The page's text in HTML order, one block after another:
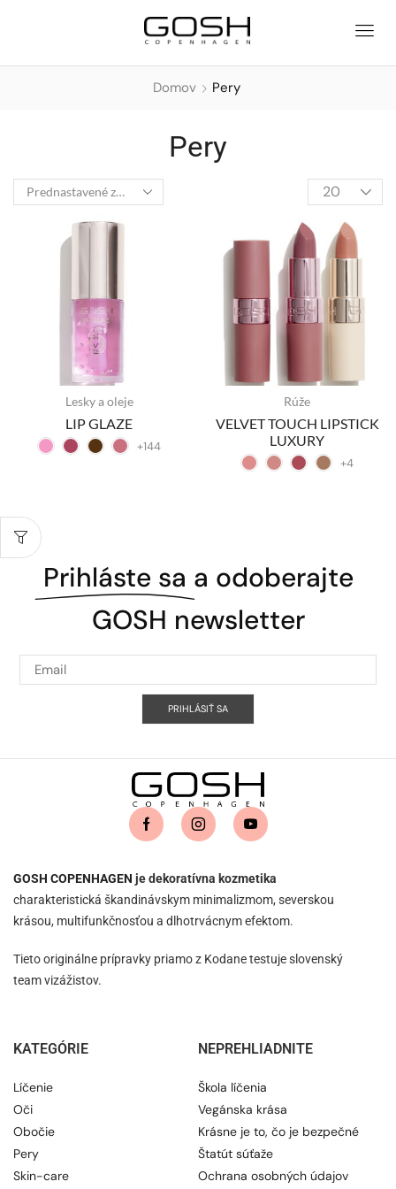
Domov Pery
Pery
Lesky a oleje
LIP GLAZE
+144
Rúže
VELVET TOUCH LIPSTICK
LUXURY
+4
Prihláste sa a odoberajte
GOSH newsletter
PRIHLÁSIŤ SA
GOSH COPENHAGEN je dekoratívna kozmetika
charakteristická škandinávskym minimalizmom, severskou
krásou, multifunkčnosťou a dlhotrvácnym efektom.
Tieto originálne prípravky priamo z Kodane testuje slovenský
team vizážistov.
KATEGÓRIE
Líčenie
Oči
Obočie
Pery
Skin-care
NEPREHLIADNITE
Škola líčenia
Vegánska krása
Krásne je to, čo je bezpečné
Štatút súťaže
Ochrana osobných údajov